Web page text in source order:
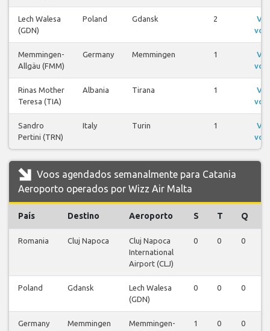
Lech Walesa
(GDN)
Poland Gdansk 2
Ver
Memmingen-
Allgäu (FMM)
Germany Memmingen 1
Ver
Rinas Mother
Teresa (TIA)
Albania Tirana 1
Ver
Sandro
Pertini (TRN)
Italy Turin 1
Ver
Voos agendados semanalmente para Catania
Aeroporto operados por Wizz Air Malta
País Destino Aeroporto S T Q
Romania Cluj Napoca
Cluj Napoca
International
Airport (CLJ)
0 0 0
Poland Gdansk
Lech Walesa
(GDN)
0 0 0
Germany Memmingen
Memmingen-
1 0 0